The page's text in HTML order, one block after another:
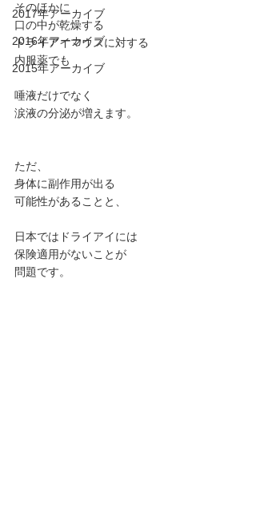
2017年アーカイブ
2016年アーカイブ
2015年アーカイブ
そのほかに
口の中が乾燥する
ドライアイマウスに対する
内服薬でも
唾液だけでなく
涙液の分泌が増えます。
ただ、
身体に副作用が出る
可能性があることと、
日本ではドライアイには
保険適用がないことが
問題です。